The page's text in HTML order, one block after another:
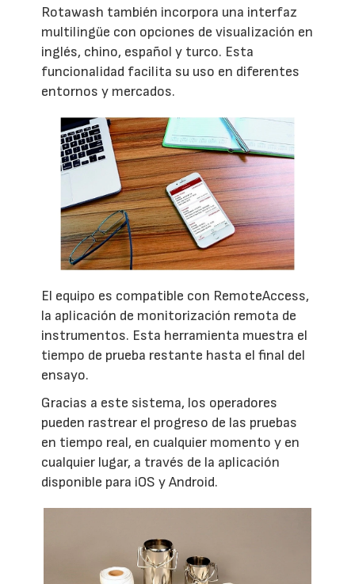
Rotawash también incorpora una interfaz
multilingüe con opciones de visualización en
inglés, chino, español y turco. Esta
funcionalidad facilita su uso en diferentes
entornos y mercados.
El equipo es compatible con RemoteAccess,
la aplicación de monitorización remota de
instrumentos. Esta herramienta muestra el
tiempo de prueba restante hasta el final del
ensayo.
Gracias a este sistema, los operadores
pueden rastrear el progreso de las pruebas
en tiempo real, en cualquier momento y en
cualquier lugar, a través de la aplicación
disponible para iOS y Android.